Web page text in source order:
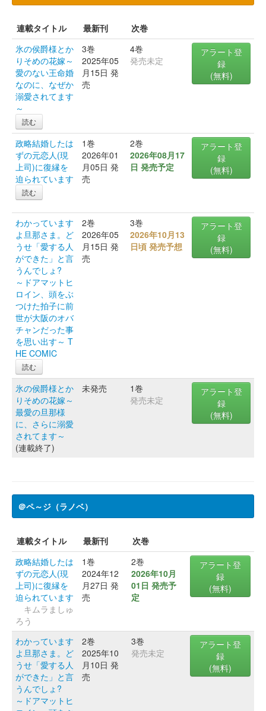
連載タイトル 最新刊
次巻
氷の侯爵様とか
りそめの花嫁～
愛のない王命婚
なのに、なぜか
溺愛されてます
～
読む
3巻
2025年05
月15日 発
売
4巻
発売未定
アラート登
録
(無料)
政略結婚したは
ずの元恋人(現
上司)に復縁を
迫られています
読む
1巻
2026年01
月05日 発
売
2巻
2026年08月17
日 発売予定
アラート登
録
(無料)
わかっています
よ旦那さま。ど
うせ「愛する人
ができた」と言
うんでしょ?
～ドアマットヒ
ロイン、頭をぶ
つけた拍子に前
世が大阪のオバ
チャンだった事
を思い出す～ T
HE COMIC
読む
2巻
2026年05
月15日 発
売
3巻
2026年10月13
日頃 発売予想
アラート登
録
(無料)
氷の侯爵様とか
りそめの花嫁～
最愛の旦那様
に、さらに溺愛
されてます～
(連載終了)
未発売
1巻
発売未定
アラート登
録
(無料)
＠ペ～ジ（ラノベ）
連載タイトル 最新刊
次巻
政略結婚したは
ずの元恋人(現
上司)に復縁を
迫られています
キムラましゅ
ろう
1巻
2024年12
月27日 発
売
2巻
2026年10月
01日 発売予
定
アラート登
録
(無料)
わかっています
よ旦那さま。ど
うせ「愛する人
ができた」と言
うんでしょ?
～ドアマットヒ
2巻
2025年10
月10日 発
売
3巻
発売未定
アラート登
録
(無料)